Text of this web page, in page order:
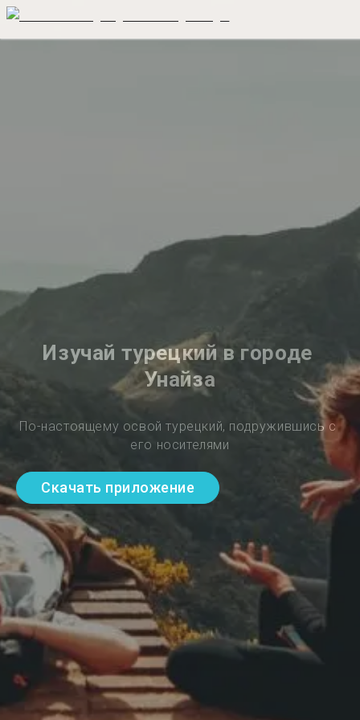
Изучай турецкий в городе
Унайза
По-настоящему освой турецкий, подружившись с
его носителями
Скачать приложение